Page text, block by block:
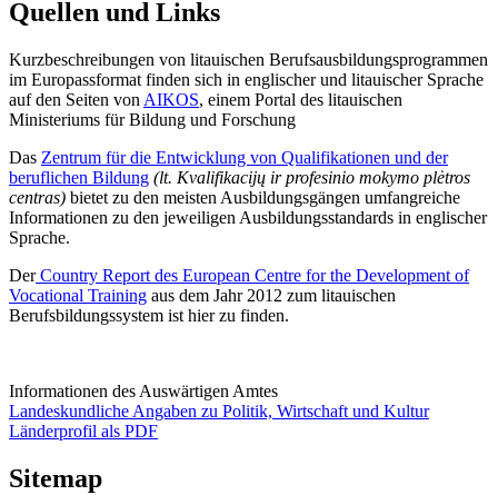
Quellen und Links
Kurzbeschreibungen von litauischen Berufsausbildungsprogrammen
im Europassformat finden sich in englischer und litauischer Sprache
auf den Seiten von AIKOS, einem Portal des litauischen
Ministeriums für Bildung und Forschung
Das Zentrum für die Entwicklung von Qualifikationen und der
beruflichen Bildung (lt. Kvalifikacijų ir profesinio mokymo plėtros
centras) bietet zu den meisten Ausbildungsgängen umfangreiche
Informationen zu den jeweiligen Ausbildungsstandards in englischer
Sprache.
DerCountry Report des European Centre for the Development of
Vocational Training aus dem Jahr 2012 zum litauischen
Berufsbildungssystem ist hier zu finden.
Informationen des Auswärtigen Amtes
Landeskundliche Angaben zu Politik, Wirtschaft und Kultur
Länderprofil als PDF
Sitemap